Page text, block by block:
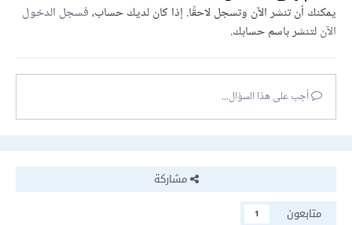
يمكنك أن تنشر الآن وتسجل لاحقًا. إذا كان لديك حساب،فسجل الدخول
الآنلتنشر باسم حسابك.
أجب على هذا السؤال...
مشاركة
متابعون
1